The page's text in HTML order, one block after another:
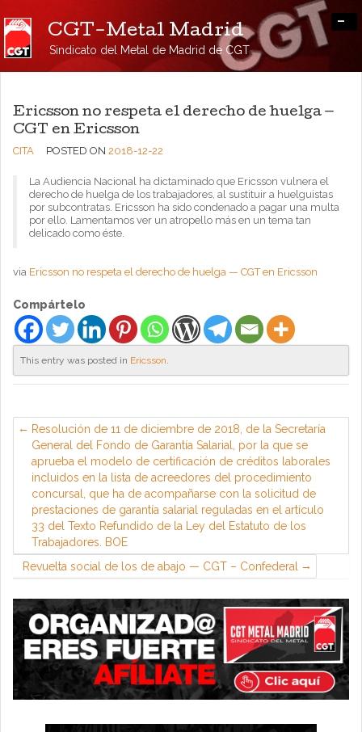
CGT-Metal Madrid
Sindicato del Metal de Madrid de CGT
-
Ericsson no respeta el derecho de huelga —
CGT en Ericsson
CITA POSTED ON 2018-12-22
La Audiencia Nacional ha dictaminado que Ericsson vulnera el
derecho de huelga de los trabajadores, al sustituir a huelguistas
por subcontratas. Ericsson ha sido condenado a pagar una multa
por ello. Lamentamos ver un atropello más en un tema tan
delicado como éste.
via Ericsson no respeta el derecho de huelga — CGT en Ericsson
Compártelo
This entry was posted in Ericsson.
Resolución de 11 de diciembre de 2018, de la Secretaría
General del Fondo de Garantía Salarial, por la que se
aprueba el modelo de certificación de créditos laborales
incluidos en la lista de acreedores del procedimiento
concursal, que ha de acompañarse con la solicitud de
prestaciones de garantía salarial reguladas en el artículo
33 del Texto Refundido de la Ley del Estatuto de los
Trabajadores. BOE
Revuelta social de los de abajo — CGT – Confederal